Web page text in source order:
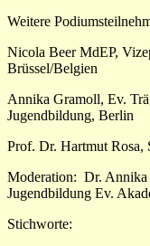
Weitere
Nicola Beer MdEP,
Brüssel/Belgien
Annika Gramoll, Ev.
Jugendbildung, Berlin
Prof. Dr. Hartmut Rosa,
Moderation: Dr. Annika
Jugendbildung Ev.
Stichworte: